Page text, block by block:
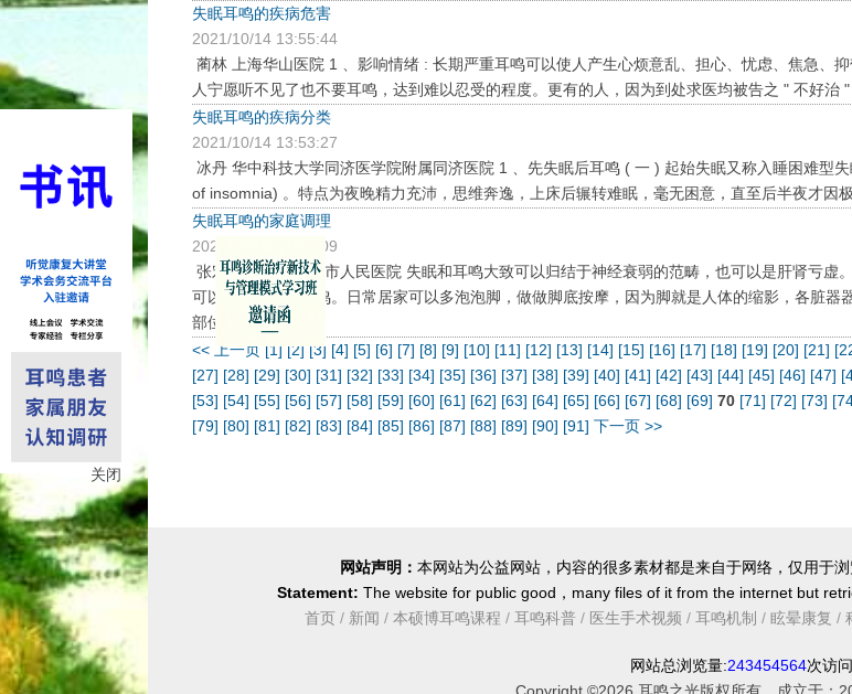
关闭
失眠耳鸣的疾病危害
2021/10/14 13:55:44
蔺林 上海华山医院 1 、影响情绪 : 长期严重耳鸣可以使人产生心烦意乱、担心、忧虑、焦急、
人宁愿听不见了也不要耳鸣，达到难以忍受的程度。更有的人，因为到处求医均被告之 " 不好治 "
失眠耳鸣的疾病分类
2021/10/14 13:53:27
冰丹 华中科技大学同济医学院附属同济医院 1 、先失眠后耳鸣 ( 一 ) 起始失眠又称入睡困难型
of insomnia) 。特点为夜晚精力充沛，思维奔逸，上床后辗转难眠，毫无困意，直至后半夜才因
失眠耳鸣的家庭调理
2021/10/14 13:51:09
张宏伟 浙江省衢州市人民医院 失眠和耳鸣大致可以归结于神经衰弱的范畴，也可以是肝肾亏虚
可以出现失眠和耳鸣。日常居家可以多泡泡脚，做做脚底按摩，因为脚就是人体的缩影，各脏器
部位有问...
<< 上一页 [1] [2] [3] [4] [5] [6] [7] [8] [9] [10] [11] [12] [13] [14] [15] [16] [17] [18] [19] [20] [21]
[27] [28] [29] [30] [31] [32] [33] [34] [35] [36] [37] [38] [39] [40] [41] [42] [43] [44] [45] [46] [47]
[53] [54] [55] [56] [57] [58] [59] [60] [61] [62] [63] [64] [65] [66] [67] [68] [69]70 [71] [72] [73]
[79] [80] [81] [82] [83] [84] [85] [86] [87] [88] [89] [90] [91]下一页 >>
网站声明： 本网站为公益网站，内容的很多素材都是来自于网络，仅用于
Statement: The website for public good，many files of it from the internet but
首页 / 新闻 / 本硕博耳鸣课程 / 耳鸣科普 / 医生手术视频 / 耳鸣机制 / 眩晕康复 /
网站总浏览量:243454564次访问
Copyright ©2026 耳鸣之光版权所有 成立于：